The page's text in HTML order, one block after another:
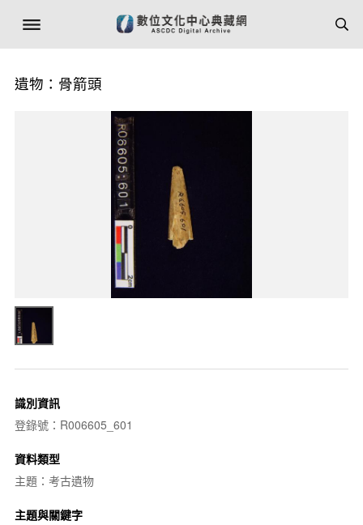
遺物：骨箭頭
識別資訊
登錄號：R006605_601
資料類型
主題：考古遺物
主題與關鍵字